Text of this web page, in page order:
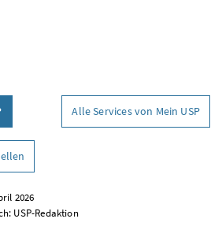
Alle Services von Mein USP
2026
USP-Redaktion